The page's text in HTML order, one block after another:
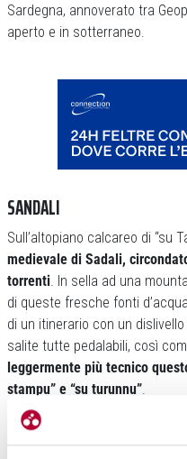
Sardegna, annoverato tra
aperto e in sotterraneo.
SANDALI
Sull’altopiano calcareo di “su
medievale di Sadali,
torrenti . In sella ad una
di queste fresche fonti
di un itinerario con un
salite tutte pedalabili, così
leggermente più tecnico
stampu” e “su turunnu”